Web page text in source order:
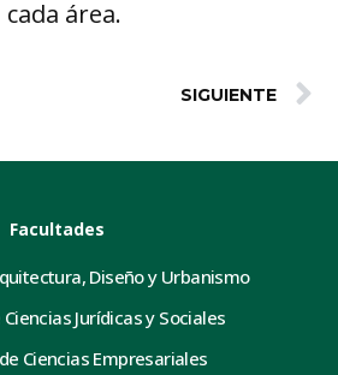
área.
SIGUIENTE
Facultades
Diseño y Urbanismo
Jurídicas y Sociales
Ciencias Empresariales